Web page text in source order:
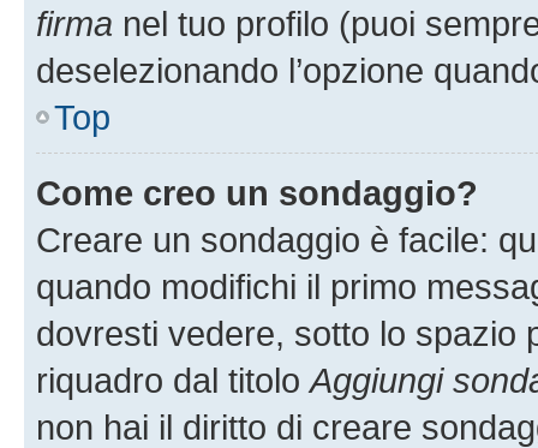
firma nel tuo profilo (puoi
deselezionando l’opzione
Top
Come creo un sondaggio?
Creare un sondaggio è facile:
quando modifichi il primo
dovresti vedere, sotto lo spazio
riquadro dal titoloAggiungi
non hai il diritto di creare